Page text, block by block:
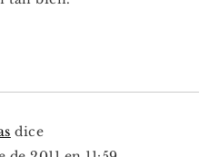
dice